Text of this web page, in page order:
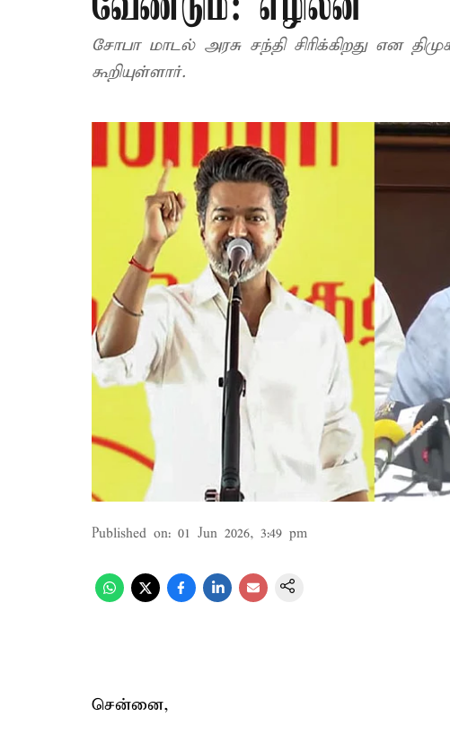
சோபா மாடல் அரசு சந்தி சிரிக்கிறது என
கூறியுள்ளார்.
Published on: 01 Jun 2026, 3:49 pm
சென்னை,